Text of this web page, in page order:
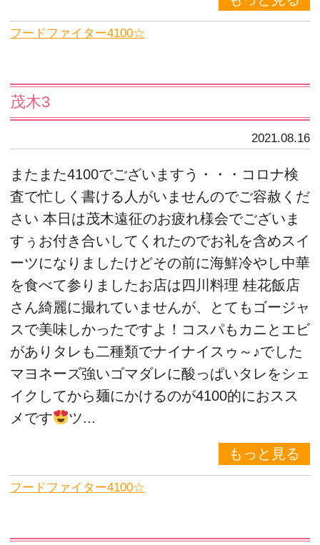
フードファイター4100☆
茂木3
2021.08.16
またまた4100でございますう・・・コロナ検
査で忙しく書ける人がいませんのでご容赦くだ
さい 本日は茂木遠征のお疲れ様会でございま
すぅお付き合いしてくれたのでお礼を含めスイ
ーツになりましたけどその前に海鮮冷やし中華
を食べて参りましたお店は四川料理 桂花飯店
さん綺麗に撮れていませんが、とてもゴージャ
スで美味しかったですよ！コスパもカニとエビ
がありタレも二種類でナイナイスゥ～♪でした
マヨネーズ強いゴマダレに酸っぱいタレをシェ
イクしてから麺にかけるのが4100的におスス
メです
ツ...
もっと見る
フードファイター4100☆